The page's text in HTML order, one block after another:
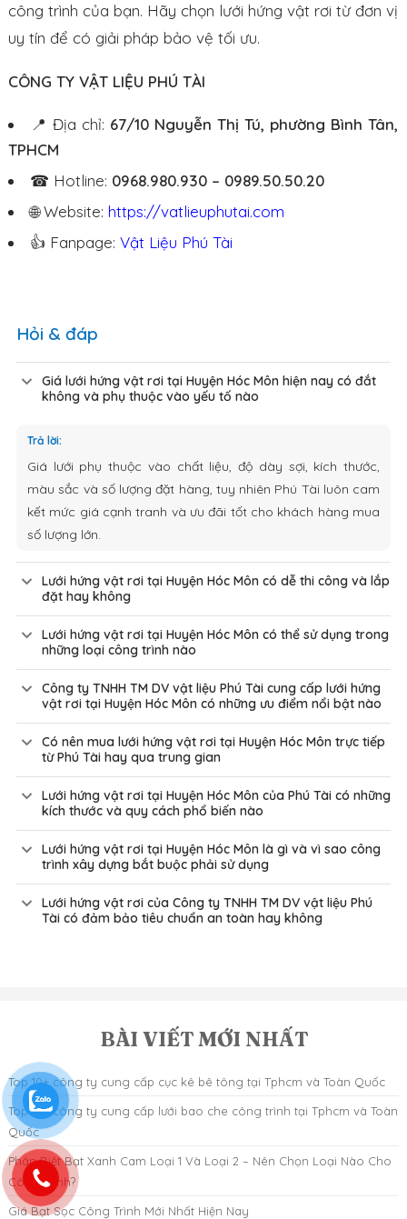
công trình của bạn. Hãy chọn lưới hứng vật rơi từ đơn vị
uy tín để có giải pháp bảo vệ tối ưu.
CÔNG TY VẬT LIỆU PHÚ TÀI
📍 Địa chỉ: 67/10 Nguyễn Thị Tú, phường Bình Tân,
TPHCM
☎ Hotline: 0968.980.930 – 0989.50.50.20
🌐 Website: https://vatlieuphutai.com
👍 Fanpage: Vật Liệu Phú Tài
Hỏi & đáp
Giá lưới hứng vật rơi tại Huyện Hóc Môn hiện nay có đắt
không và phụ thuộc vào yếu tố nào
Trả lời:
Giá lưới phụ thuộc vào chất liệu, độ dày sợi, kích thước,
màu sắc và số lượng đặt hàng, tuy nhiên Phú Tài luôn cam
kết mức giá cạnh tranh và ưu đãi tốt cho khách hàng mua
số lượng lớn.
Lưới hứng vật rơi tại Huyện Hóc Môn có dễ thi công và lắp
đặt hay không
Lưới hứng vật rơi tại Huyện Hóc Môn có thể sử dụng trong
những loại công trình nào
Công ty TNHH TM DV vật liệu Phú Tài cung cấp lưới hứng
vật rơi tại Huyện Hóc Môn có những ưu điểm nổi bật nào
Có nên mua lưới hứng vật rơi tại Huyện Hóc Môn trực tiếp
từ Phú Tài hay qua trung gian
Lưới hứng vật rơi tại Huyện Hóc Môn của Phú Tài có những
kích thước và quy cách phổ biến nào
Lưới hứng vật rơi tại Huyện Hóc Môn là gì và vì sao công
trình xây dựng bắt buộc phải sử dụng
Lưới hứng vật rơi của Công ty TNHH TM DV vật liệu Phú
Tài có đảm bảo tiêu chuẩn an toàn hay không
BÀI VIẾT MỚI NHẤT
Top 10+ công ty cung cấp cục kê bê tông tại Tphcm và Toàn Quốc
Top 10+ công ty cung cấp lưới bao che công trình tại Tphcm và Toàn
Quốc
Phân Biệt Bạt Xanh Cam Loại 1 Và Loại 2 – Nên Chọn Loại Nào Cho
Công Trình?
Giá Bạt Sọc Công Trình Mới Nhất Hiện Nay